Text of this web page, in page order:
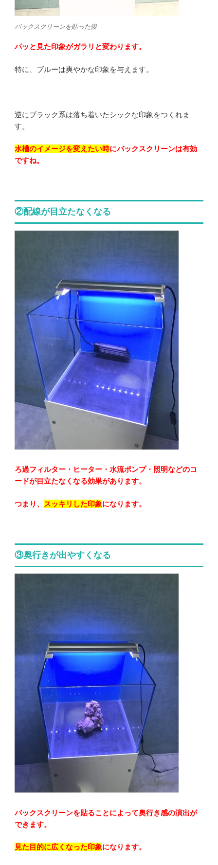
バックスクリーンを貼った後
パッと見た印象がガラリと変わります。
特に、ブルーは爽やかな印象を与えます。
逆にブラック系は落ち着いたシックな印象をつくれま
す。
水槽のイメージを変えたい時にバックスクリーンは有効
ですね。
②配線が目立たなくなる
ろ過フィルター・ヒーター・水流ポンプ・照明などのコ
ードが目立たなくなる効果があります。
つまり、 スッキリした印象になります。
③奥行きが出やすくなる
バックスクリーンを貼ることによって奥行き感の演出が
できます。
見た目的に広くなった印象になります。